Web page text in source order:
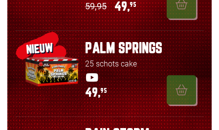
59,95 49,95
NIEUW PALM SPRINGS
25 schots cake
49,95